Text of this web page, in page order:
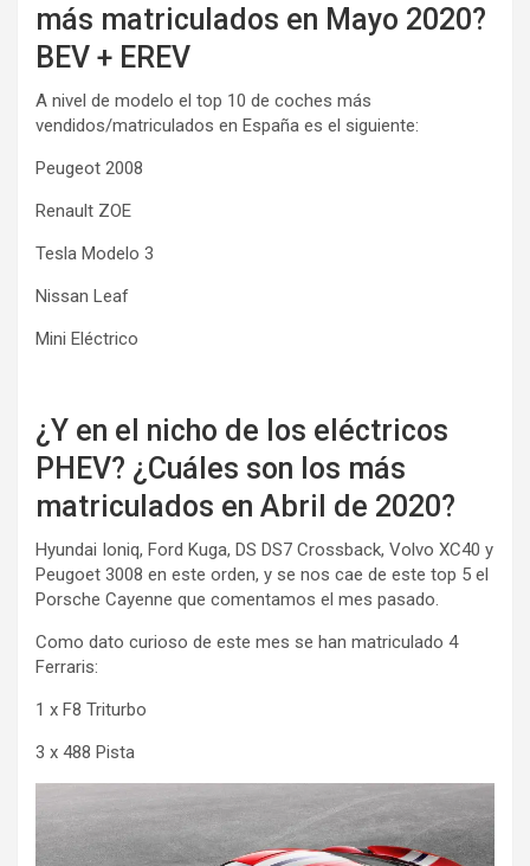
más matriculados en Mayo 2020?
BEV + EREV
A nivel de modelo el top 10 de coches más
vendidos/matriculados en España es el siguiente:
Peugeot 2008
Renault ZOE
Tesla Modelo 3
Nissan Leaf
Mini Eléctrico
¿Y en el nicho de los eléctricos
PHEV? ¿Cuáles son los más
matriculados en Abril de 2020?
Hyundai Ioniq, Ford Kuga, DS DS7 Crossback, Volvo XC40 y
Peugoet 3008 en este orden, y se nos cae de este top 5 el
Porsche Cayenne que comentamos el mes pasado.
Como dato curioso de este mes se han matriculado 4
Ferraris:
1 x F8 Triturbo
3 x 488 Pista